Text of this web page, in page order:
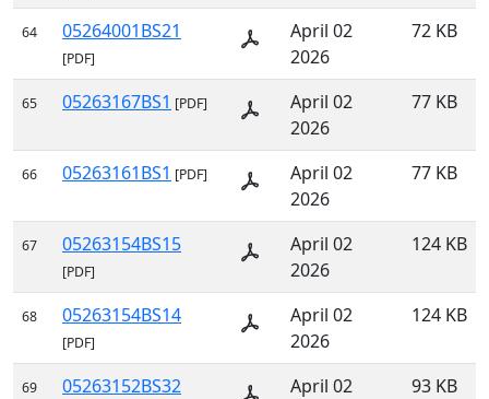
64 05264001BS21
[PDF]
April 02
2026
72 KB
65 05263167BS1 [PDF]
April 02
2026
77 KB
66 05263161BS1 [PDF]
April 02
2026
77 KB
67 05263154BS15
[PDF]
April 02
2026
124 KB
68 05263154BS14
[PDF]
April 02
2026
124 KB
69 05263152BS32
April 02
93 KB